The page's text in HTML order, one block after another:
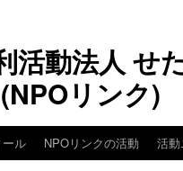
活動法人 せ
リンク)
ル NPOリンクの活動 活